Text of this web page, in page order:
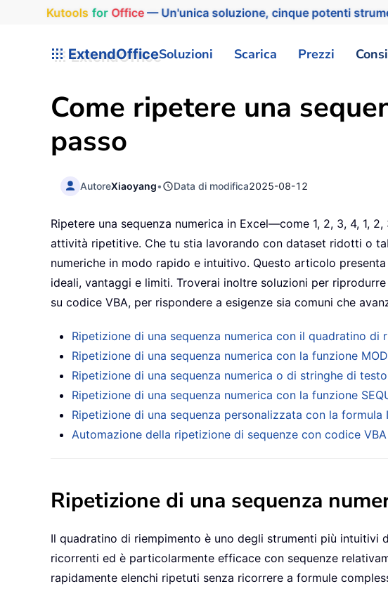
Kutools for Office— Un'unica soluzione, cinque potenti
ExtendOfficeSoluzioni Scarica Prezzi
Come ripetere una
passo
AutoreXiaoyang• Data di modifica2025-08-12
Ripetere una sequenza numerica in Excel—come 1, 2, 3, 4, 1,
attività ripetitive. Che tu stia lavorando con dataset ridotti o
numeriche in modo rapido e intuitivo. Questo articolo
ideali, vantaggi e limiti. Troverai inoltre soluzioni per
su codice VBA, per rispondere a esigenze sia comuni che
Ripetizione di una sequenza numerica con il quadratino di
Ripetizione di una sequenza numerica con la funzione MOD
Ripetizione di una sequenza numerica o di stringhe di
Ripetizione di una sequenza numerica con la funzione
Ripetizione di una sequenza personalizzata con la
Automazione della ripetizione di sequenze con codice VBA
Ripetizione di una sequenza
Il quadratino di riempimento è uno degli strumenti più intuitivi
ricorrenti ed è particolarmente efficace con sequenze
rapidamente elenchi ripetuti senza ricorrere a formule